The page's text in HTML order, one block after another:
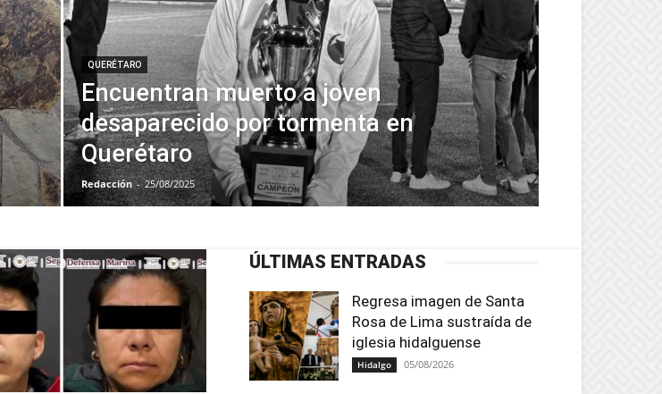
QUERÉTARO
Encuentran muerto a joven
desaparecido por tormenta en
Querétaro
Redacción - 25/08/2025
ÚLTIMAS ENTRADAS
Regresa imagen de Santa
Rosa de Lima sustraída de
iglesia hidalguense
Hidalgo 05/08/2026